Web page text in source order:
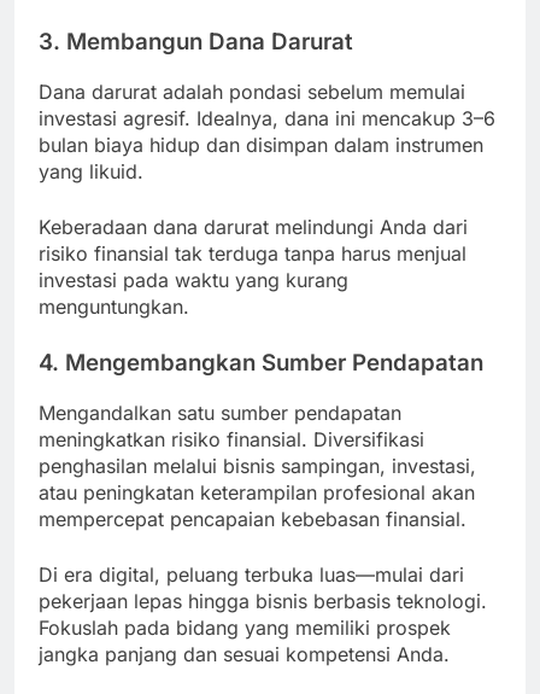
3. Membangun Dana Darurat
Dana darurat adalah pondasi sebelum memulai
investasi agresif. Idealnya, dana ini mencakup 3–6
bulan biaya hidup dan disimpan dalam instrumen
yang likuid.
Keberadaan dana darurat melindungi Anda dari
risiko finansial tak terduga tanpa harus menjual
investasi pada waktu yang kurang
menguntungkan.
4. Mengembangkan Sumber Pendapatan
Mengandalkan satu sumber pendapatan
meningkatkan risiko finansial. Diversifikasi
penghasilan melalui bisnis sampingan, investasi,
atau peningkatan keterampilan profesional akan
mempercepat pencapaian kebebasan finansial.
Di era digital, peluang terbuka luas—mulai dari
pekerjaan lepas hingga bisnis berbasis teknologi.
Fokuslah pada bidang yang memiliki prospek
jangka panjang dan sesuai kompetensi Anda.